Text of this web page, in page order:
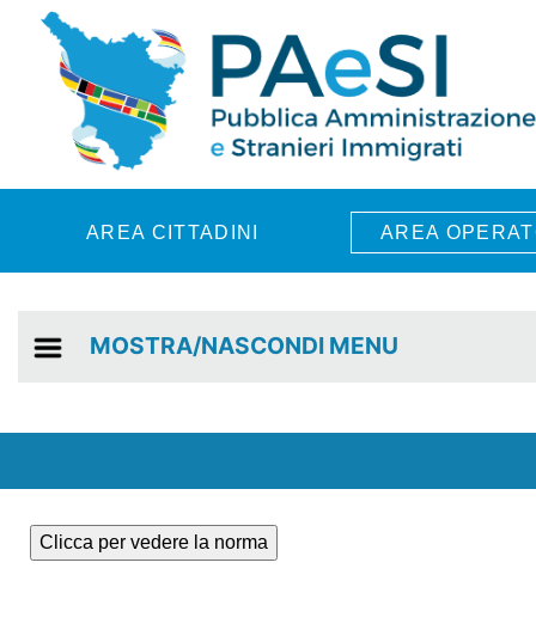
Skip to main content
AREA CITTADINI AREA
MOSTRA/NASCONDI MENU
Clicca per vedere la norma